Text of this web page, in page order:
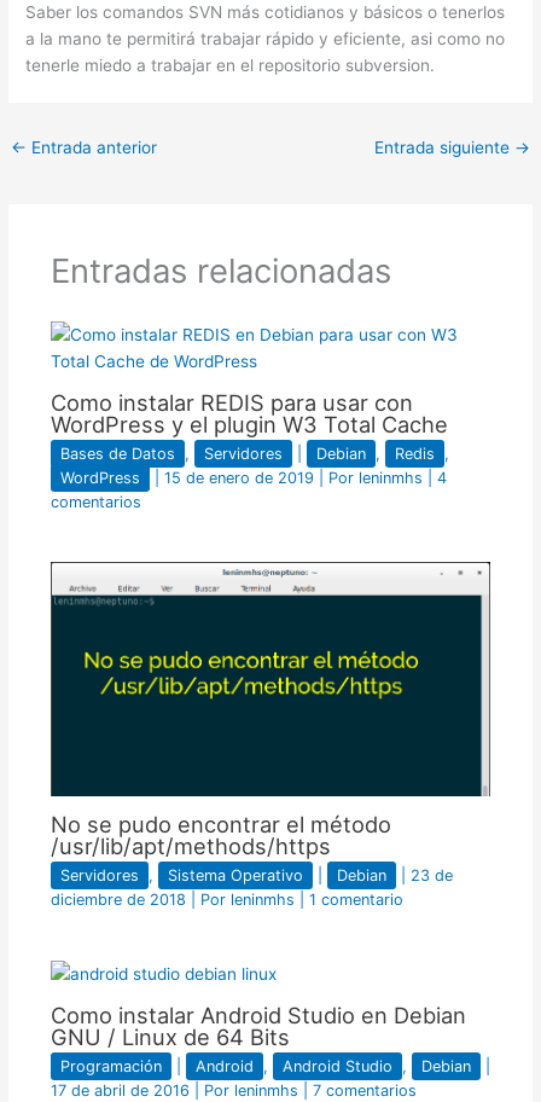
Saber los comandos SVN más cotidianos y básicos o tenerlos
a la mano te permitirá trabajar rápido y eficiente, asi como no
tenerle miedo a trabajar en el repositorio subversion.
← Entrada anterior Entrada siguiente →
Entradas relacionadas
Como instalar REDIS para usar con
WordPress y el plugin W3 Total Cache
Bases de Datos , Servidores Debian , Redis
,
WordPress
15 de enero de 2019 | Por leninmhs
4
comentarios
No se pudo encontrar el método
/usr/lib/apt/methods/https
Servidores , Sistema Operativo Debian
23 de
diciembre de 2018
| Por leninmhs 1 comentario
Como instalar Android Studio en Debian
GNU / Linux de 64 Bits
Programación Android , Android Studio , Debian
17 de abril de 2016
| Por leninmhs 7 comentarios